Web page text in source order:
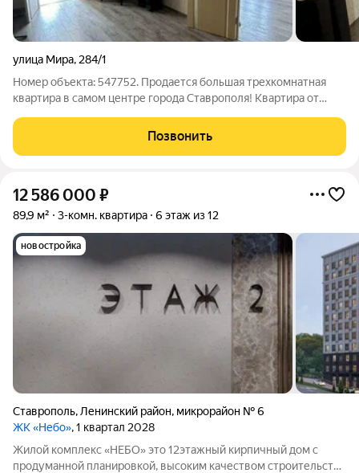
улица Мира, 284/1
Номер объекта: 547752. Продается большая трехкомнатная
квартира в самом центре города Ставрополя! Квартира от
остекление, вид на центр города! Северная сторона дома! Дом
расположен в центре
Позвонить
12 586 000 ₽
89,9 м² 3-комн. квартира 6 этаж из 12
новостройка
Ставрополь, Ленинский район, микрорайон № 6
ЖК «Небо», 1 квартал 2028
Жилой комплекс «НЕБО» это 12этажный кирпичный дом с
продуманной планировкой, высоким качеством строительства